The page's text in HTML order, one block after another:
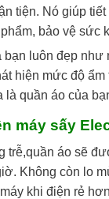
tiện. Nó giúp
bảo vệ sức
luôn đẹp
hiện mức độ
là quần áo của
máy sấy
trễ,quần áo sẽ
Không còn lo
khi điện rẻ